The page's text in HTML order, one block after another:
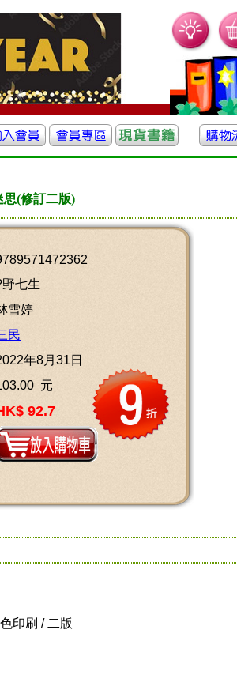
(修訂二版)
野七生
雪婷
民
年8月31日
元
92.7
印刷 / 二版